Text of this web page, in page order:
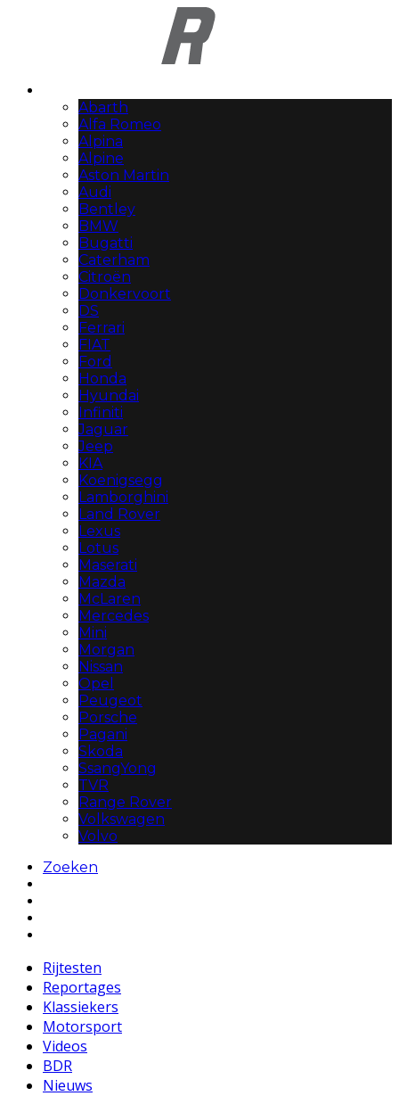
Abarth
Alfa Romeo
Alpina
Alpine
Aston Martin
Audi
Bentley
BMW
Bugatti
Caterham
Citroën
Donkervoort
DS
Ferrari
FIAT
Ford
Honda
Hyundai
Infiniti
Jaguar
Jeep
KIA
Koenigsegg
Lamborghini
Land Rover
Lexus
Lotus
Maserati
Mazda
McLaren
Mercedes
Mini
Morgan
Nissan
Opel
Peugeot
Porsche
Pagani
Skoda
SsangYong
TVR
Range Rover
Volkswagen
Volvo
Zoeken
Rijtesten
Reportages
Klassiekers
Motorsport
Videos
BDR
Nieuws